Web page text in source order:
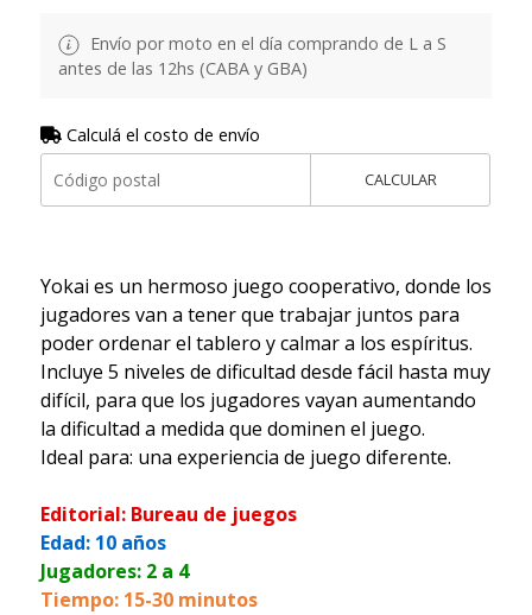
Envío por moto en el día comprando de L a S
antes de las 12hs (CABA y GBA)
Calculá el costo de envío
CALCULAR
Yokai es un hermoso juego cooperativo, donde los
jugadores van a tener que trabajar juntos para
poder ordenar el tablero y calmar a los espíritus.
Incluye 5 niveles de dificultad desde fácil hasta muy
difícil, para que los jugadores vayan aumentando
la dificultad a medida que dominen el juego.
Ideal para: una experiencia de juego diferente.
Editorial: Bureau de juegos
Edad: 10 años
Jugadores: 2 a 4
Tiempo: 15-30 minutos